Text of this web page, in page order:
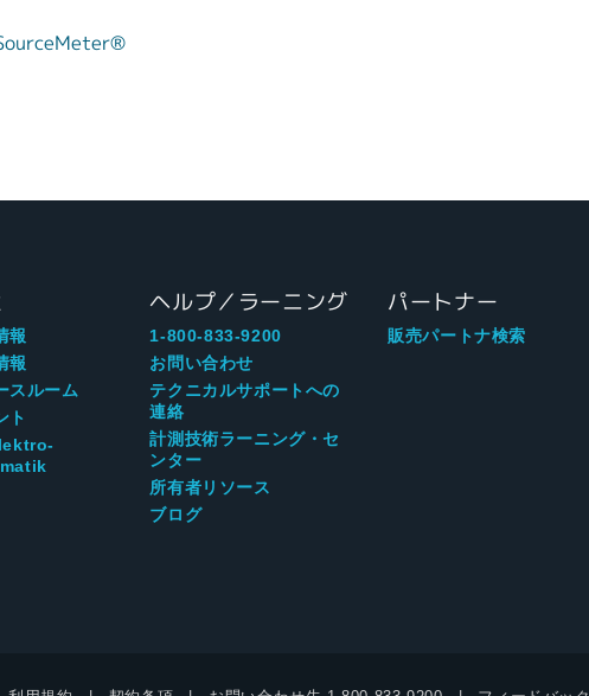
報
報
スルーム
ト
ヘルプ／ラーニング
1-800-833-9200
お問い合わせ
テクニカルサポートへの
連絡
計測技術ラーニング・セ
ンター
所有者リソース
ブログ
パートナー
販売パートナ検索